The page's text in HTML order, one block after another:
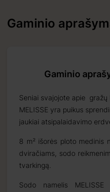
Gaminio
Gaminio
Seniai svajojote apie
MELISSE yra puikus
jaukiai atsipalaidavimo
8 m² išorės ploto medinis
dviračiams, sodo
tvarkingą.
Sodo namelis